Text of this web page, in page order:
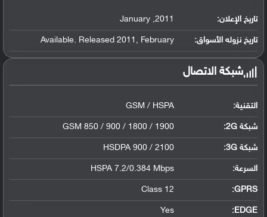
تاريخ الإعلان: 2011, January
تاريخ نزوله الأسواق: Available. Released 2011, February
شبكة الاتصال
التقنية: GSM / HSPA
شبكة 2G: GSM 850 / 900 / 1800 / 1900
شبكة 3G :
HSDPA 900 / 2100
السرعة: HSPA 7.2/0.384 Mbps
GPRS:
Class 12
EDGE:
Yes